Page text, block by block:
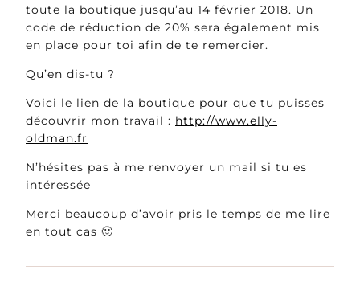
toute la boutique jusqu’au 14 février 2018. Un
code de réduction de 20% sera également mis
en place pour toi afin de te remercier.
Qu’en dis-tu ?
Voici le lien de la boutique pour que tu puisses
découvrir mon travail : http://www.elly-
oldman.fr
N’hésites pas à me renvoyer un mail si tu es
intéressée
Merci beaucoup d’avoir pris le temps de me lire
en tout cas 🙂